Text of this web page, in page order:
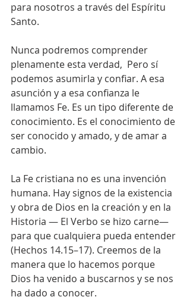
para nosotros a través del Espíritu
Santo.
Nunca podremos comprender
plenamente esta verdad,  Pero sí
podemos asumirla y confiar. A esa
asunción y a esa confianza le
llamamos Fe. Es un tipo diferente de
conocimiento. Es el conocimiento de
ser conocido y amado, y de amar a
cambio.
La Fe cristiana no es una invención
humana. Hay signos de la existencia
y obra de Dios en la creación y en la
Historia — El Verbo se hizo carne—
para que cualquiera pueda entender
(Hechos 14.15–17). Creemos de la
manera que lo hacemos porque
Dios ha venido a buscarnos y se nos
ha dado a conocer.